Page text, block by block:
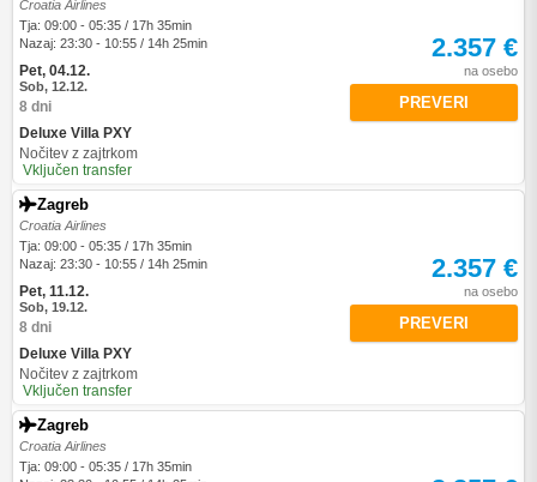
Croatia Airlines
Tja: 09:00 - 05:35 / 17h 35min
Nazaj: 23:30 - 10:55 / 14h 25min
Pet, 04.12.
Sob, 12.12.
8 dni
Deluxe Villa PXY
Nočitev z zajtrkom
Vključen transfer
2.357 €
na osebo
PREVERI
Zagreb
Croatia Airlines
Tja: 09:00 - 05:35 / 17h 35min
Nazaj: 23:30 - 10:55 / 14h 25min
Pet, 11.12.
Sob, 19.12.
8 dni
Deluxe Villa PXY
Nočitev z zajtrkom
Vključen transfer
2.357 €
na osebo
PREVERI
Zagreb
Croatia Airlines
Tja: 09:00 - 05:35 / 17h 35min